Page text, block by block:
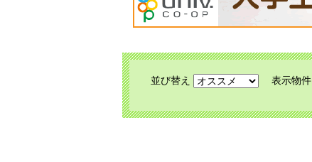
並び替え 表示物件